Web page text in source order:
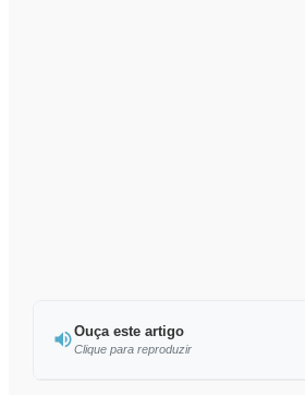
Ouça este artigo
Clique para reproduzir